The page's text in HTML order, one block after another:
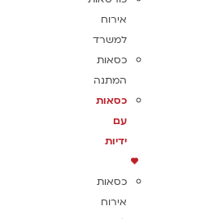
אירוח
למשרד
כסאות
המתנה
כסאות
עם
ידיות
כסאות
אירוח